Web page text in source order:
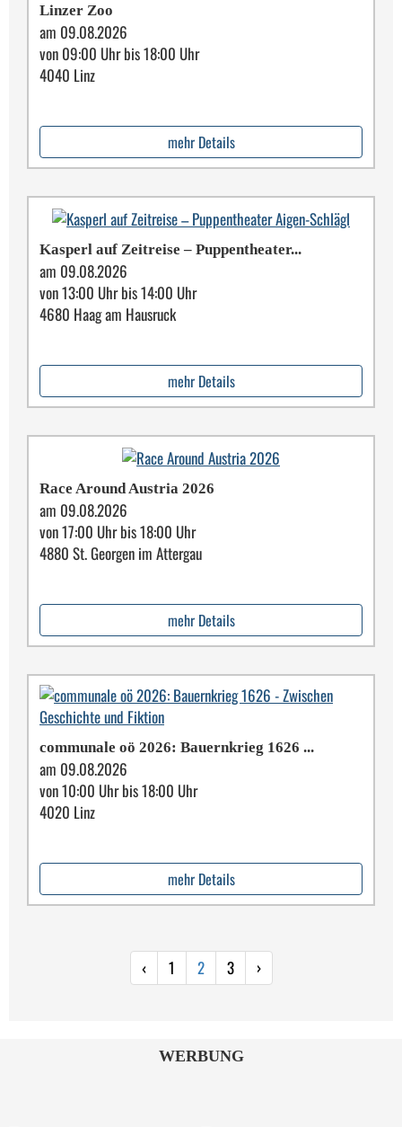
Linzer Zoo
am 09.08.2026
von 09:00 Uhr bis 18:00 Uhr
4040 Linz
mehr Details
Kasperl auf Zeitreise – Puppentheater...
am 09.08.2026
von 13:00 Uhr bis 14:00 Uhr
4680 Haag am Hausruck
mehr Details
Race Around Austria 2026
am 09.08.2026
von 17:00 Uhr bis 18:00 Uhr
4880 St. Georgen im Attergau
mehr Details
communale oö 2026: Bauern­krieg 1626 ...
am 09.08.2026
von 10:00 Uhr bis 18:00 Uhr
4020 Linz
mehr Details
‹ 1 2 3 ›
WERBUNG